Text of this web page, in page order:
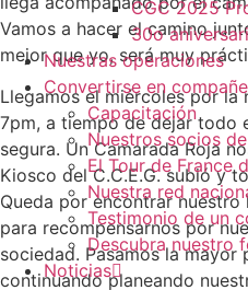
CGC 2025
30o
Nuestras operaciones
Convertirse en
Capacitación
Nuestros socios
El Tour de France
Nuestra red
Testimonio de un
Descubra nuestro
Noticias
Vamos a hacer el camino
mejor que yo, será muy
Llegamos el miércoles por la
7pm, a tiempo de dejar todo
segura. Un Camarada Roja
Kiosco del C.C.E.G. subió y
Queda por encontrar
para recompensarnos por
sociedad. Pasamos la mayor
continuando planeando